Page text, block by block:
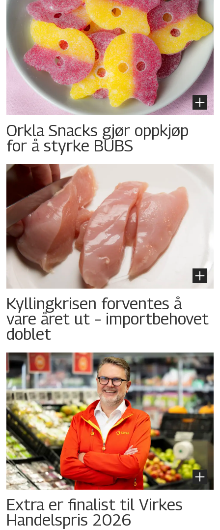
Orkla Snacks gjør oppkjøp
for å styrke BUBS
Kyllingkrisen forventes å
vare året ut – importbehovet
doblet
Extra er finalist til Virkes
Handelspris 2026